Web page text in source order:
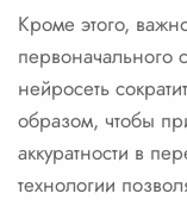
Кроме этого,
первоначального
нейросеть
образом, чтобы
аккуратности в
технологии